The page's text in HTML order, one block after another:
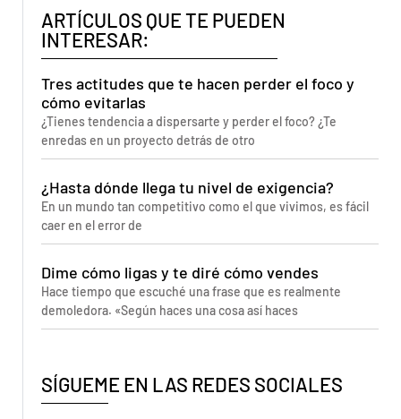
ARTÍCULOS QUE TE PUEDEN
INTERESAR:
Tres actitudes que te hacen perder el foco y
cómo evitarlas
¿Tienes tendencia a dispersarte y perder el foco? ¿Te
enredas en un proyecto detrás de otro
¿Hasta dónde llega tu nivel de exigencia?
En un mundo tan competitivo como el que vivimos, es fácil
caer en el error de
Dime cómo ligas y te diré cómo vendes
Hace tiempo que escuché una frase que es realmente
demoledora. «Según haces una cosa así haces
SÍGUEME EN LAS REDES SOCIALES